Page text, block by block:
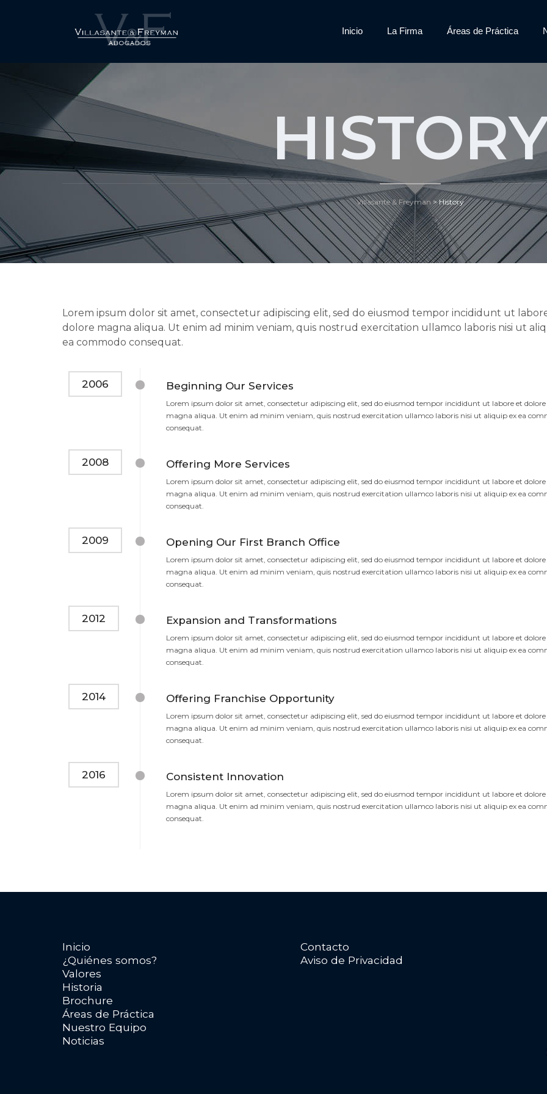
Inicio La Firma Áreas de Práctica
Villasante & Freyman>History
Lorem ipsum dolor sit amet, consectetur adipiscing elit, sed do eiusmod tempor incididunt ut
dolore magna aliqua. Ut enim ad minim veniam, quis nostrud exercitation ullamco laboris nisi ut
ea commodo consequat.
2006 Beginning Our Services
Lorem ipsum dolor sit amet, consectetur adipiscing elit, sed do eiusmod tempor incididunt ut labore et dolore
magna aliqua. Ut enim ad minim veniam, quis nostrud exercitation ullamco laboris nisi ut aliquip ex ea
consequat.
2008 Offering More Services
Lorem ipsum dolor sit amet, consectetur adipiscing elit, sed do eiusmod tempor incididunt ut labore et dolore
magna aliqua. Ut enim ad minim veniam, quis nostrud exercitation ullamco laboris nisi ut aliquip ex ea
consequat.
2009 Opening Our First Branch Office
Lorem ipsum dolor sit amet, consectetur adipiscing elit, sed do eiusmod tempor incididunt ut labore et dolore
magna aliqua. Ut enim ad minim veniam, quis nostrud exercitation ullamco laboris nisi ut aliquip ex ea
consequat.
2012 Expansion and Transformations
Lorem ipsum dolor sit amet, consectetur adipiscing elit, sed do eiusmod tempor incididunt ut labore et dolore
magna aliqua. Ut enim ad minim veniam, quis nostrud exercitation ullamco laboris nisi ut aliquip ex ea
consequat.
2014 Offering Franchise Opportunity
Lorem ipsum dolor sit amet, consectetur adipiscing elit, sed do eiusmod tempor incididunt ut labore et dolore
magna aliqua. Ut enim ad minim veniam, quis nostrud exercitation ullamco laboris nisi ut aliquip ex ea
consequat.
2016 Consistent Innovation
Lorem ipsum dolor sit amet, consectetur adipiscing elit, sed do eiusmod tempor incididunt ut labore et dolore
magna aliqua. Ut enim ad minim veniam, quis nostrud exercitation ullamco laboris nisi ut aliquip ex ea
consequat.
Inicio
¿Quiénes somos?
Valores
Historia
Brochure
Áreas de Práctica
Nuestro Equipo
Noticias
Contacto
Aviso de Privacidad